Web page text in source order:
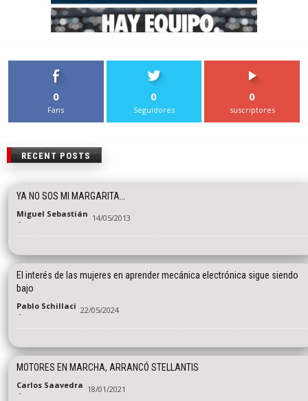
0
Fans
0
Seguidores
0
suscriptores
RECENT POSTS
YA NO SOS MI MARGARITA…
Miguel Sebastián
- 14/05/2013
El interés de las mujeres en aprender mecánica electrónica sigue siendo
bajo
Pablo Schillaci
- 22/05/2024
MOTORES EN MARCHA, ARRANCÓ STELLANTIS
Carlos Saavedra
- 18/01/2021